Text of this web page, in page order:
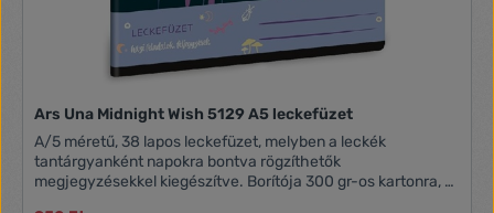
Ars Una Midnight Wish 5129 A5 leckefüzet
A/5 méretű, 38 lapos leckefüzet, melyben a leckék
tantárgyanként napokra bontva rögzíthetők
megjegyzésekkel kiegészítve. Borítója 300 gr-os kartonra, 4